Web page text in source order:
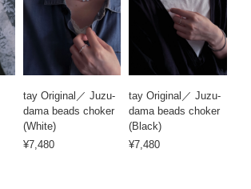
tay Original／ Juzu-
dama beads choker
(White)
¥7,480
tay Original／ Juzu-
dama beads choker
(Black)
¥7,480